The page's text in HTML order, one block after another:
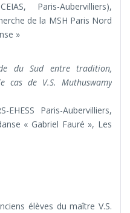
Paris-Aubervilliers),
de la MSH Paris Nord
»
du Sud entre tradition,
cas de V.S. Muthuswamy
EHESS Paris-Aubervilliers,
« Gabriel Fauré », Les
élèves du maître V.S.